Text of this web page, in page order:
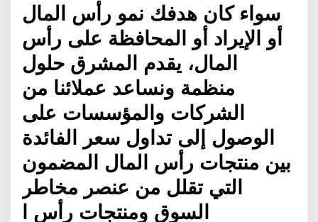
سواء كان هدفك نمو رأس المال
أو الإيراد أو المحافظة على رأس
المال، يقدم المشرق حلول
منظمة ونساعد عملائنا من
الشركات والمؤسسات على
الوصول إلى تداول سعر الفائدة
بين منتجات رأس المال المضمون
التي تقلل من عنصر مخاطر
السوق ومنتجات رأس ا